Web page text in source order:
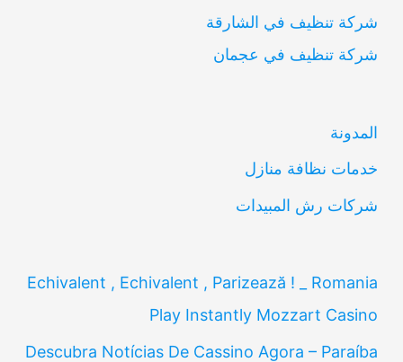
ح
ث
شركة تنظيف في الشارقة
شركة تنظيف في عجمان
المدونة
خدمات نظافة منازل
شركات رش المبيدات
Echivalent , Echivalent , Parizează ! _ Romania
Play Instantly Mozzart Casino
Descubra Notícias De Cassino Agora – Paraíba